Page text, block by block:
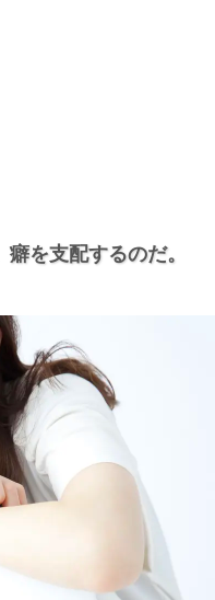
癖を支配するのだ。